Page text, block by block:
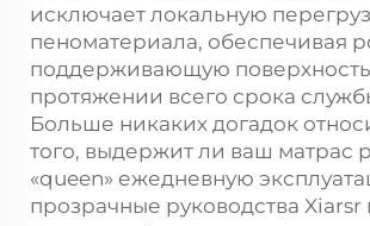
исключает локальную
пеноматериала, обеспечивая
поддерживающую
протяжении всего срока
Больше никаких догадок
того, выдержит ли ваш матрас
«queen» ежедневную
прозрачные руководства Xiarsr